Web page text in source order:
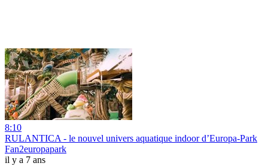
8:10
RULANTICA - le nouvel univers aquatique indoor d’Europa-Park
Fan2europapark
il y a 7 ans